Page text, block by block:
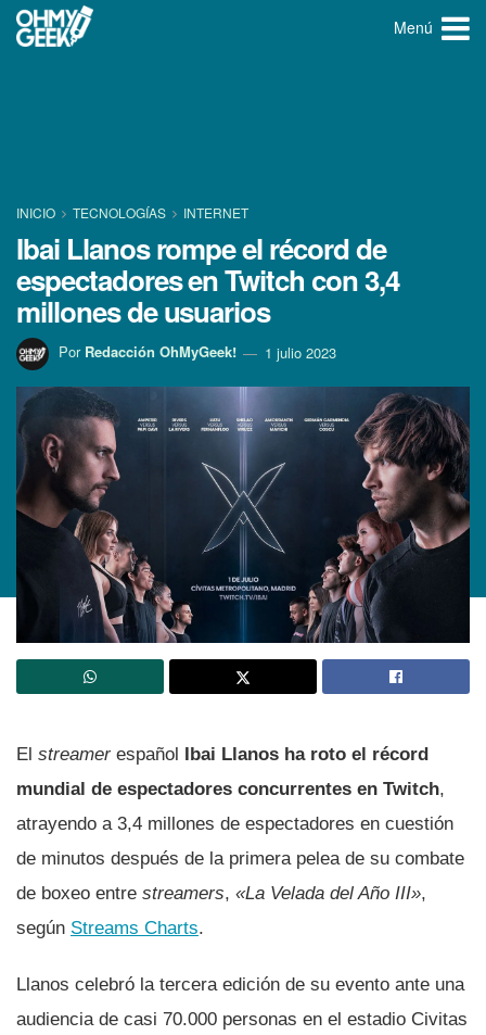
Menú
INICIO TECNOLOGÍ­AS INTERNET
Ibai Llanos rompe el récord de
espectadores en Twitch con 3,4
millones de usuarios
Por Redacción OhMyGeek! 1 julio 2023
El streamerespañol Ibai Llanos ha roto el récord
mundial de espectadores concurrentes en Twitch,
atrayendo a 3,4 millones de espectadores en cuestión
de minutos después de la primera pelea de su combate
de boxeo entre streamers, «La Velada del Año III»,
según Streams Charts.
Llanos celebró la tercera edición de su evento ante una
audiencia de casi 70.000 personas en el estadio Civitas